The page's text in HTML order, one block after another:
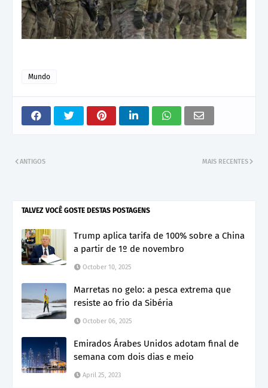
Mundo
MAIS RECENTES
ANTIGOS
TALVEZ VOCÊ GOSTE DESTAS POSTAGENS
Trump aplica tarifa de 100% sobre a China
a partir de 1º de novembro
October 10, 2025
Marretas no gelo: a pesca extrema que
resiste ao frio da Sibéria
October 06, 2025
Emirados Árabes Unidos adotam final de
semana com dois dias e meio
April 25, 2023